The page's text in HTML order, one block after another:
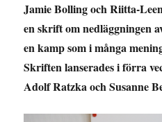
Jamie Bolling och Riitta-
en skrift om nedläggningen
en kamp som i många
Skriften lanserades i förra
Adolf Ratzka och Susanne